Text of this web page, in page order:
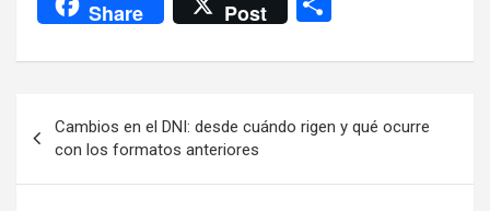
ce
b
o
k
tt
er
at
s
p
p
e
gr
m
ail ail
o
M
ail
n
er
Share Post
m
ar
tir
de
entradas
Cambios en el DNI: desde cuándo rigen y qué ocurre
con los formatos anteriores